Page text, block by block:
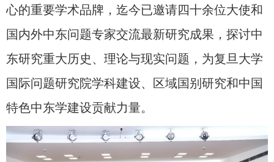
心的重要学术品牌，迄今已邀请四十余位大使和
国内外中东问题专家交流最新研究成果，探讨中
东研究重大历史、理论与现实问题，为复旦大学
国际问题研究院学科建设、区域国别研究和中国
特色中东学建设贡献力量。